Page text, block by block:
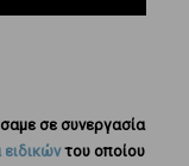
σε συνεργασία
του οποίου